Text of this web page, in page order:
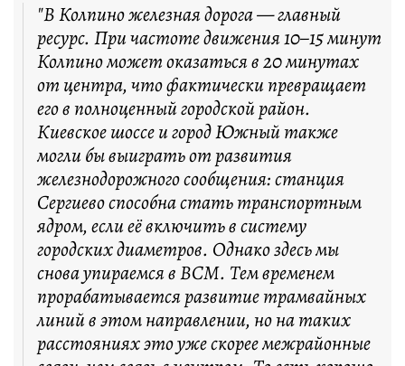
"В Колпино железная дорога — главный
ресурс. При частоте движения 10–15 минут
Колпино может оказаться в 20 минутах
от центра, что фактически превращает
его в полноценный городской район.
Киевское шоссе и город Южный также
могли бы выиграть от развития
железнодорожного сообщения: станция
Сергиево способна стать транспортным
ядром, если её включить в систему
городских диаметров. Однако здесь мы
снова упираемся в ВСМ. Тем временем
прорабатывается развитие трамвайных
линий в этом направлении, но на таких
расстояниях это уже скорее межрайонные